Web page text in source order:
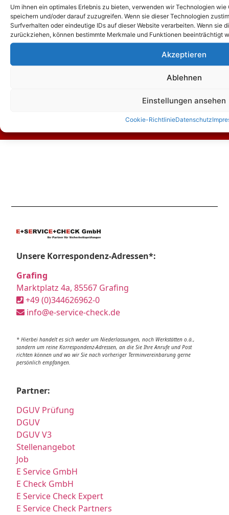
Um ihnen ein optimales Erlebnis zu bieten, verwenden wir Technologien
speichern und/oder darauf zuzugreifen. Wenn sie dieser Technologien
Surfverhalten oder eindeutige IDs auf dieser Website verarbeiten. Wenn sie
zurückziehen, können bestimmte Merkmale und Funktionen beeinträchtigt
Akzeptieren
Ablehnen
Einstellungen ansehen
Cookie-RichtlinieDatenschutz
Zum Kontaktformular
Unsere Korrespondenz-Adressen*:
Grafing
Marktplatz 4a, 85567 Grafing
+49 (0)344626962-0
info@e-service-check.de
* Hierbei handelt es sich weder um Niederlassungen, noch Werkstätten o.ä.,
sondern um reine Korrespondenz-Adressen, an die Sie Ihre Anrufe und Post
richten können und wo wir Sie nach vorheriger Terminvereinbarung gerne
persönlich empfangen.
Partner:
DGUV Prüfung
DGUV
DGUV V3
Stellenangebot
Job
E Service GmbH
E Check GmbH
E Service Check Expert
E Service Check Partners